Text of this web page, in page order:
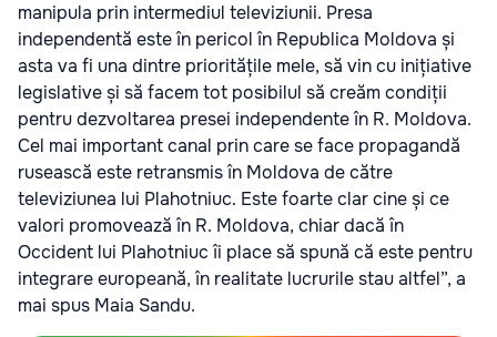
manipula prin intermediul televiziunii. Presa
independentă este în pericol în Republica Moldova și
asta va fi una dintre prioritățile mele, să vin cu inițiative
legislative și să facem tot posibilul să creăm condiții
pentru dezvoltarea presei independente în R. Moldova.
Cel mai important canal prin care se face propagandă
rusească este retransmis în Moldova de către
televiziunea lui Plahotniuc. Este foarte clar cine și ce
valori promovează în R. Moldova, chiar dacă în
Occident lui Plahotniuc îi place să spună că este pentru
integrare europeană, în realitate lucrurile stau altfel”, a
mai spus Maia Sandu.